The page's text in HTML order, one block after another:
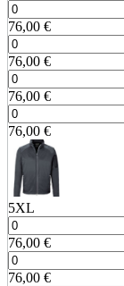
76,00 €
76,00 €
76,00 €
76,00 €
5XL
76,00 €
76,00 €